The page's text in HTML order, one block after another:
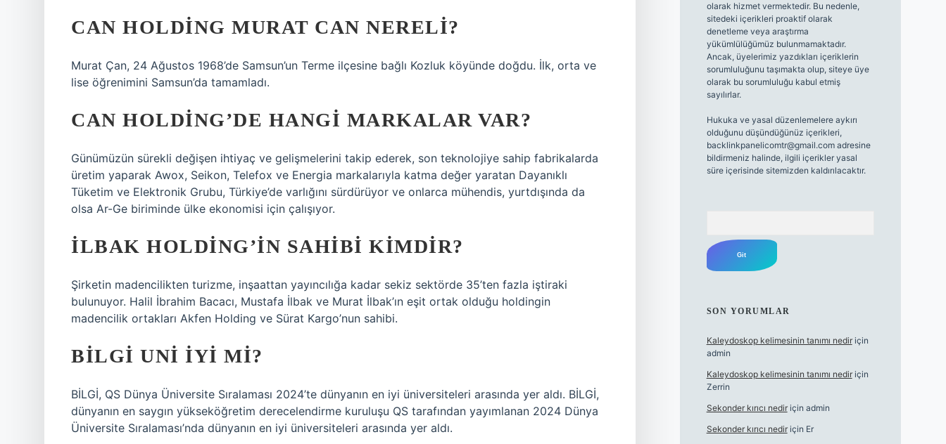
CAN HOLDING MURAT CAN NERELI?
Murat Çan, 24 Ağustos 1968’de Samsun’un Terme ilçesine bağlı Kozluk köyünde doğdu. İlk, orta ve
lise öğrenimini Samsun’da tamamladı.
CAN HOLDING’DE HANGI MARKALAR VAR?
Günümüzün sürekli değişen ihtiyaç ve gelişmelerini takip ederek, son teknolojiye sahip fabrikalarda
üretim yaparak Awox, Seikon, Telefox ve Energia markalarıyla katma değer yaratan Dayanıklı
Tüketim ve Elektronik Grubu, Türkiye’de varlığını sürdürüyor ve onlarca mühendis, yurtdışında da
olsa Ar-Ge biriminde ülke ekonomisi için çalışıyor.
İLBAK HOLDING’IN SAHIBI KIMDIR?
Şirketin madencilikten turizme, inşaattan yayıncılığa kadar sekiz sektörde 35’ten fazla iştiraki
bulunuyor. Halil İbrahim Bacacı, Mustafa İlbak ve Murat İlbak’ın eşit ortak olduğu holdingin
madencilik ortakları Akfen Holding ve Sürat Kargo’nun sahibi.
BILGI UNI IYI MI?
BİLGİ, QS Dünya Üniversite Sıralaması 2024’te dünyanın en iyi üniversiteleri arasında yer aldı. BİLGİ,
dünyanın en saygın yükseköğretim derecelendirme kuruluşu QS tarafından yayımlanan 2024 Dünya
Üniversite Sıralaması’nda dünyanın en iyi üniversiteleri arasında yer aldı.
olarak hizmet vermektedir. Bu nedenle,
sitedeki içerikleri proaktif olarak
denetleme veya araştırma
yükümlülüğümüz bulunmamaktadır.
Ancak, üyelerimiz yazdıkları içeriklerin
sorumluluğunu taşımakta olup, siteye üye
olarak bu sorumluluğu kabul etmiş
sayılırlar.
Hukuka ve yasal düzenlemelere aykırı
olduğunu düşündüğünüz içerikleri,
backlinkpanelicomtr@gmail.comadresine
bildirmeniz halinde, ilgili içerikler yasal
süre içerisinde sitemizden kaldırılacaktır.
SON YORUMLAR
Kaleydoskop kelimesinin tanımı nediriçin
admin
Kaleydoskop kelimesinin tanımı nediriçin
Zerrin
Sekonder kırıcı nediriçin admin
Sekonder kırıcı nediriçin Er